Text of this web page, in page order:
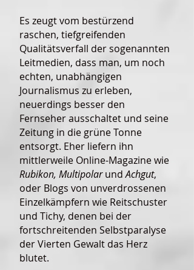
Es zeugt vom bestürzend
raschen, tiefgreifenden
Qualitätsverfall der sogenannten
Leitmedien, dass man, um noch
echten, unabhängigen
Journalismus zu erleben,
neuerdings besser den
Fernseher ausschaltet und seine
Zeitung in die grüne Tonne
entsorgt. Eher liefern ihn
mittlerweile Online-Magazine wie
Rubikon, MultipolarundAchgut,
oder Blogs von unverdrossenen
Einzelkämpfern wie Reitschuster
und Tichy, denen bei der
fortschreitenden Selbstparalyse
der Vierten Gewalt das Herz
blutet.